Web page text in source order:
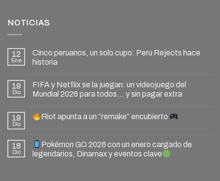
NOTICIAS
12
Ene
Cinco peruanos, un solo cupo: Peru Rejects hace
historia
19
Dic
FIFA y Netflix se la juegan: un videojuego del
Mundial 2026 para todos… y sin pagar extra
19
Dic
Riot apunta a un “remake” encubierto
18
Dic
Pokémon GO 2026 con un enero cargado de
legendarios, Dinamax y eventos clave